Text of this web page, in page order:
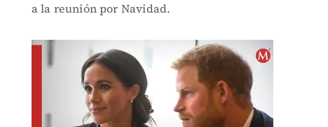
a la reunión por Navidad.